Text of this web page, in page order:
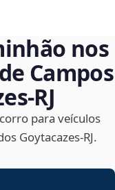
nos
Campos
para veículos
Goytacazes‑RJ.